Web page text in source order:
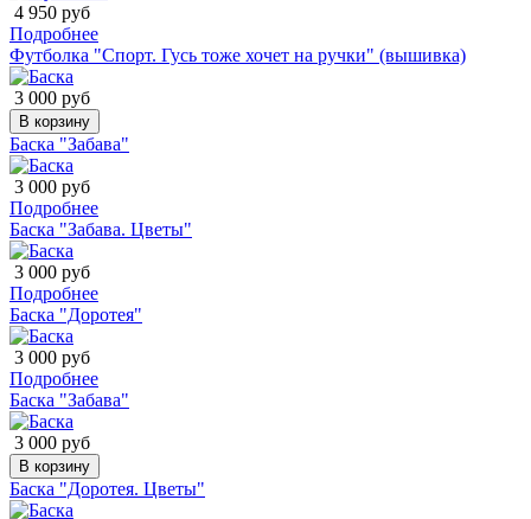
4 950 руб
Подробнее
Футболка "Спорт. Гусь тоже хочет на ручки" (вышивка)
3 000 руб
В корзину
Баска "Забава"
3 000 руб
Подробнее
Баска "Забава. Цветы"
3 000 руб
Подробнее
Баска "Доротея"
3 000 руб
Подробнее
Баска "Забава"
3 000 руб
В корзину
Баска "Доротея. Цветы"